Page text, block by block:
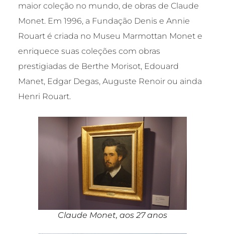
maior coleção no mundo, de obras de Claude
Monet. Em 1996, a Fundação Denis e Annie
Rouart é criada no Museu Marmottan Monet e
enriquece suas coleções com obras
prestigiadas de Berthe Morisot, Edouard
Manet, Edgar Degas, Auguste Renoir ou ainda
Henri Rouart.
Claude Monet, aos 27 anos